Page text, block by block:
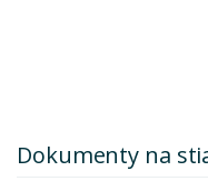
Dokumenty na